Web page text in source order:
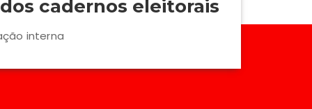
cadernos eleitorais
interna